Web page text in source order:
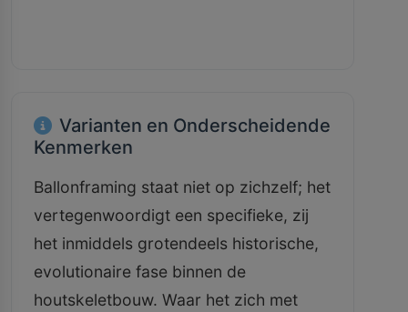
Varianten en Onderscheidende
Kenmerken
Ballonframing staat niet op zichzelf; het
vertegenwoordigt een specifieke, zij
het inmiddels grotendeels historische,
evolutionaire fase binnen de
houtskeletbouw. Waar het zich met